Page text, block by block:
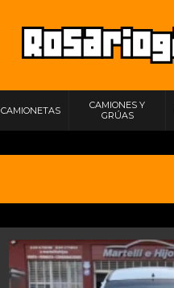
CAMIONETAS
CAMIONES Y
GRÚAS